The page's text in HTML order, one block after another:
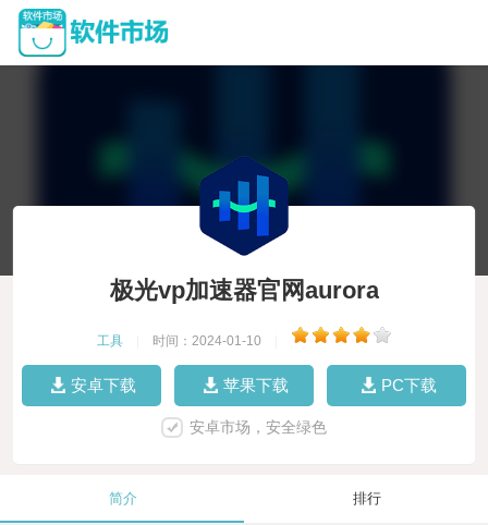
极光vp加速器官网aurora
工具 时间：2024-01-10
安卓下载 苹果下载 PC下载
安卓市场，安全绿色
简介 排行